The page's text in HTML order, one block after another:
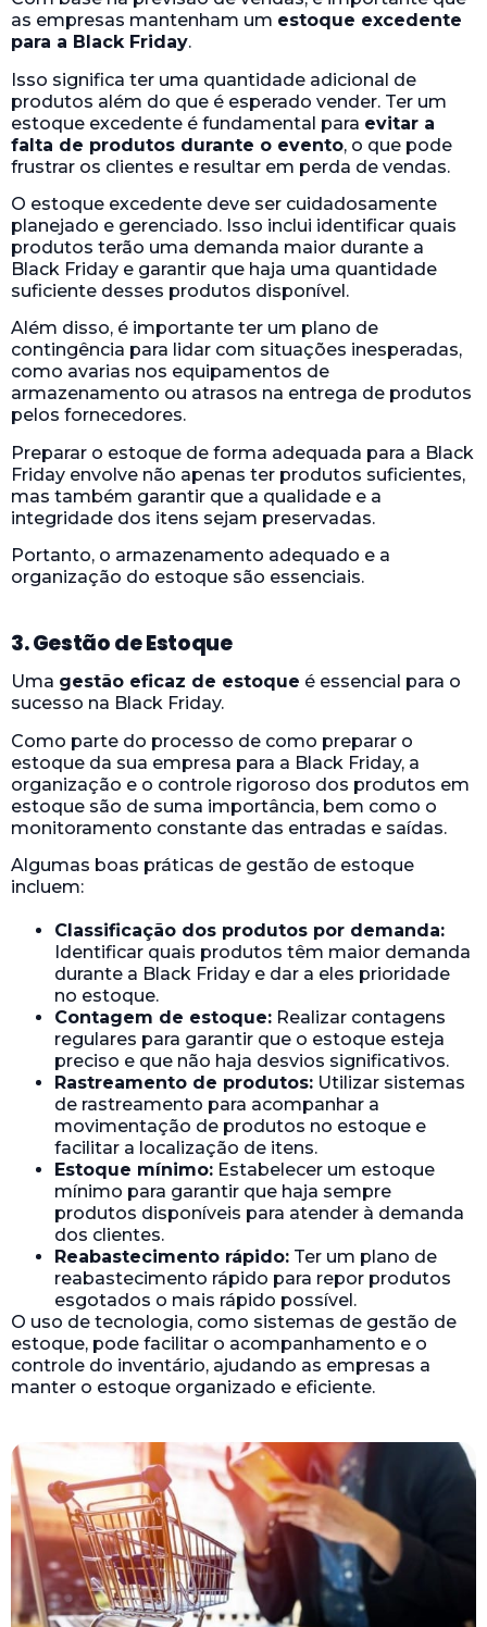
as empresas mantenham um estoque excedente
para a Black Friday.
Isso significa ter uma quantidade adicional de
produtos além do que é esperado vender. Ter um
estoque excedente é fundamental para evitar a
falta de produtos durante o evento, o que pode
frustrar os clientes e resultar em perda de vendas.
O estoque excedente deve ser cuidadosamente
planejado e gerenciado. Isso inclui identificar quais
produtos terão uma demanda maior durante a
Black Friday e garantir que haja uma quantidade
suficiente desses produtos disponível.
Além disso, é importante ter um plano de
contingência para lidar com situações inesperadas,
como avarias nos equipamentos de
armazenamento ou atrasos na entrega de produtos
pelos fornecedores.
Preparar o estoque de forma adequada para a Black
Friday envolve não apenas ter produtos suficientes,
mas também garantir que a qualidade e a
integridade dos itens sejam preservadas.
Portanto, o armazenamento adequado e a
organização do estoque são essenciais.
3. Gestão de Estoque
Uma gestão eficaz de estoque é essencial para o
sucesso na Black Friday.
Como parte do processo de como preparar o
estoque da sua empresa para a Black Friday, a
organização e o controle rigoroso dos produtos em
estoque são de suma importância, bem como o
monitoramento constante das entradas e saídas.
Algumas boas práticas de gestão de estoque
incluem:
Classificação dos produtos por demanda:
Identificar quais produtos têm maior demanda
durante a Black Friday e dar a eles prioridade
no estoque.
Contagem de estoque: Realizar contagens
regulares para garantir que o estoque esteja
preciso e que não haja desvios significativos.
Rastreamento de produtos: Utilizar sistemas
de rastreamento para acompanhar a
movimentação de produtos no estoque e
facilitar a localização de itens.
Estoque mínimo: Estabelecer um estoque
mínimo para garantir que haja sempre
produtos disponíveis para atender à demanda
dos clientes.
Reabastecimento rápido: Ter um plano de
reabastecimento rápido para repor produtos
esgotados o mais rápido possível.
O uso de tecnologia, como sistemas de gestão de
estoque, pode facilitar o acompanhamento e o
controle do inventário, ajudando as empresas a
manter o estoque organizado e eficiente.